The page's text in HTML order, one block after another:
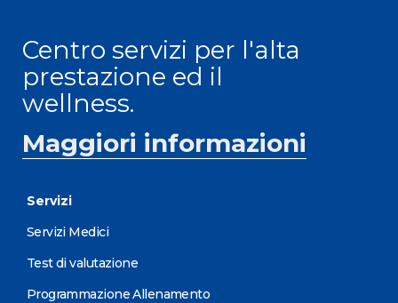
Centro servizi per l'alta
prestazione ed il
wellness.
Maggiori informazioni
Servizi
Servizi Medici
Test di valutazione
Programmazione Allenamento